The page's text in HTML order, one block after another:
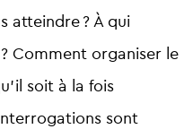
atteindre ? À qui
Comment organiser le
soit à la fois
sont